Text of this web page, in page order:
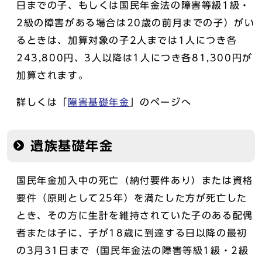
日までの子、もしくは国民年金法の障害等級1級・
2級の障害がある場合は20歳の前月までの子）がい
るときは、加算対象の子2人までは1人につき各
243,800円、3人以降は1人につき各81,300円が
加算されます。
詳しくは「 障害基礎年金 」のページへ
遺族基礎年金
国民年金加入中の死亡（納付要件あり）または資格
要件（原則として25年）を満たした方が死亡した
とき、その方に生計を維持されていた子のある配偶
者または子に、子が18歳に到達する日以降の最初
の3月31日まで（国民年金法の障害等級1級・2級